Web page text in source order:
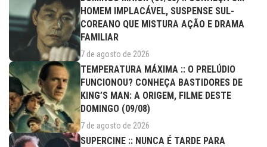
HOMEM IMPLACÁVEL, SUSPENSE SUL-
COREANO QUE MISTURA AÇÃO E DRAMA
FAMILIAR
7 de agosto de 2026
TEMPERATURA MÁXIMA :: O PRELÚDIO
FUNCIONOU? CONHEÇA BASTIDORES DE
KING’S MAN: A ORIGEM, FILME DESTE
DOMINGO (09/08)
7 de agosto de 2026
SUPERCINE :: NUNCA É TARDE PARA